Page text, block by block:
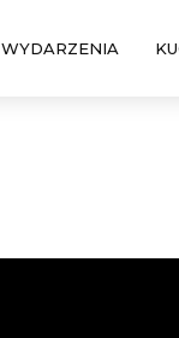
WYDARZENIA